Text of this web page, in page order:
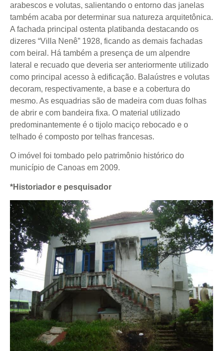
arabescos e volutas, salientando o entorno das janelas
também acaba por determinar sua natureza arquitetônica.
A fachada principal ostenta platibanda destacando os
dizeres “Villa Nenê” 1928, ficando as demais fachadas
com beiral. Há também a presença de um alpendre
lateral e recuado que deveria ser anteriormente utilizado
como principal acesso à edificação. Balaústres e volutas
decoram, respectivamente, a base e a cobertura do
mesmo. As esquadrias são de madeira com duas folhas
de abrir e com bandeira fixa. O material utilizado
predominantemente é o tijolo maciço rebocado e o
telhado é composto por telhas francesas.
O imóvel foi tombado pelo patrimônio histórico do
município de Canoas em 2009.
*Historiador e pesquisador